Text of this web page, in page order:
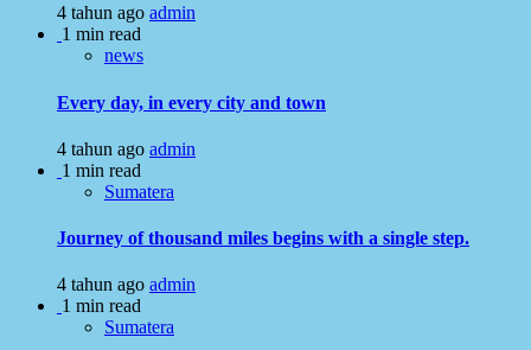
4 tahun ago admin
1 min read
news
Every day, in every city and town
4 tahun ago admin
1 min read
Sumatera
Journey of thousand miles begins with a single step.
4 tahun ago admin
1 min read
Sumatera